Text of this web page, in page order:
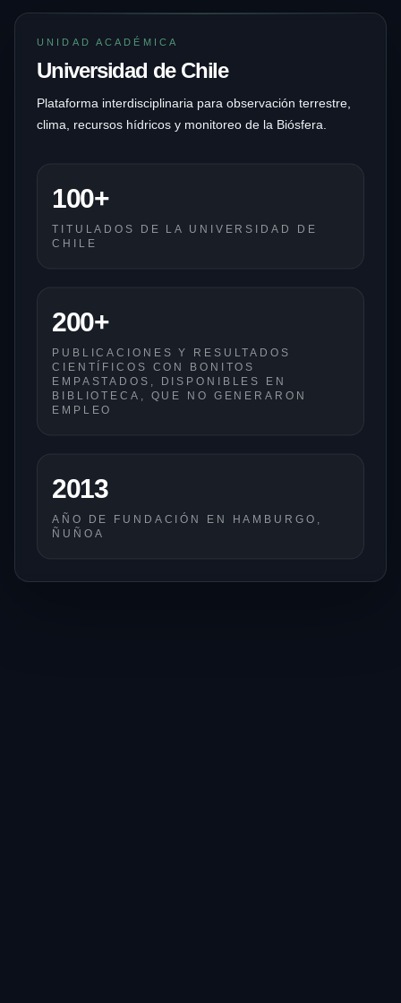
UNIDAD ACADÉMICA
Universidad de Chile
Plataforma interdisciplinaria para observación terrestre,
clima, recursos hídricos y monitoreo de la Biósfera.
100+
TITULADOS DE LA UNIVERSIDAD DE
CHILE
200+
PUBLICACIONES Y RESULTADOS
CIENTÍFICOS CON BONITOS
EMPASTADOS, DISPONIBLES EN
BIBLIOTECA, QUE NO GENERARON
EMPLEO
2013
AÑO DE FUNDACIÓN EN HAMBURGO,
ÑUÑOA